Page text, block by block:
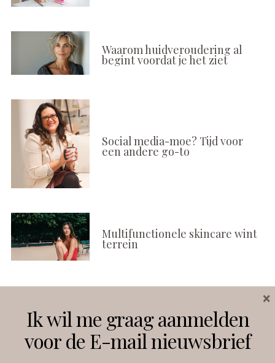
Waarom huidveroudering al
begint voordat je het ziet
Social media-moe? Tijd voor
een andere go-to
Multifunctionele skincare wint
terrein
Instagram Facebook
Ik wil me graag aanmelden
voor de E-mail nieuwsbrief
×